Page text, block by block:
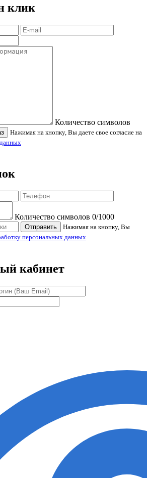
клик
Количество символов
Нажимая на кнопку, Вы даете свое согласие на
Количество символов 0/1000
Отправить
Нажимая на кнопку, Вы
персональных данных
кабинет